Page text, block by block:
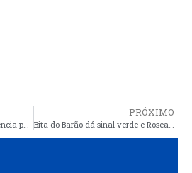
Câmara Federal aprova urgência para projeto que regulamenta criação de municípios
PRÓXIMO
Bita do Barão dá sinal verde e Roseana só espera garantia de Temer para anunciar candidatura